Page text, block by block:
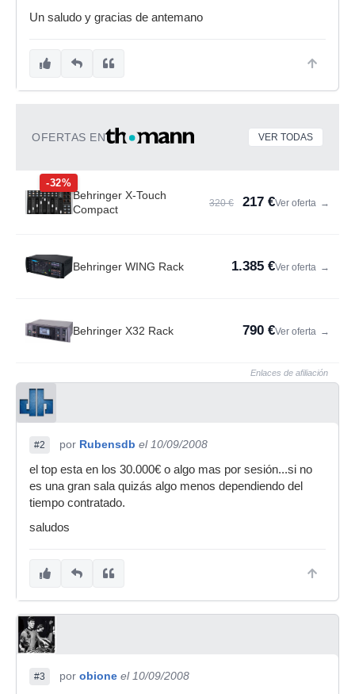
Un saludo y gracias de antemano
OFERTAS EN VER TODAS
-32%
Behringer X-Touch
Compact
320 € 217 €Ver oferta →
Behringer WING Rack 1.385 €Ver oferta →
Behringer X32 Rack 790 €Ver oferta →
Enlaces de afiliación
#2 por Rubensdb el 10/09/2008
el top esta en los 30.000€ o algo mas por sesión...si no
es una gran sala quizás algo menos dependiendo del
tiempo contratado.
saludos
#3 por obione el 10/09/2008